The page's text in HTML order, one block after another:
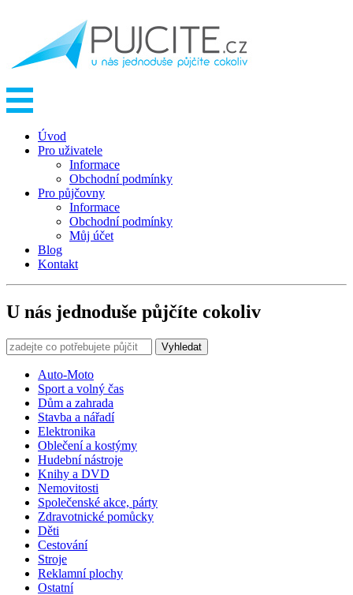
Úvod
Pro uživatele
Informace
Obchodní podmínky
Pro půjčovny
Informace
Obchodní podmínky
Můj účet
Blog
Kontakt
U nás jednoduše půjčíte cokoliv
Vyhledat
Auto-Moto
Sport a volný čas
Dům a zahrada
Stavba a nářadí
Elektronika
Oblečení a kostýmy
Hudební nástroje
Knihy a DVD
Nemovitosti
Společenské akce, párty
Zdravotnické pomůcky
Děti
Cestování
Stroje
Reklamní plochy
Ostatní